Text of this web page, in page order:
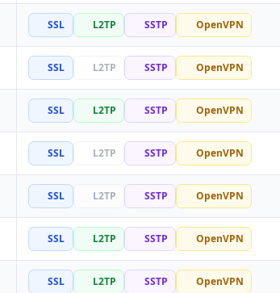
SSL L2TP SSTP OpenVPN
SSL L2TP SSTP OpenVPN
SSL L2TP SSTP OpenVPN
SSL L2TP SSTP OpenVPN
SSL L2TP SSTP OpenVPN
SSL L2TP SSTP OpenVPN
SSL L2TP SSTP OpenVPN